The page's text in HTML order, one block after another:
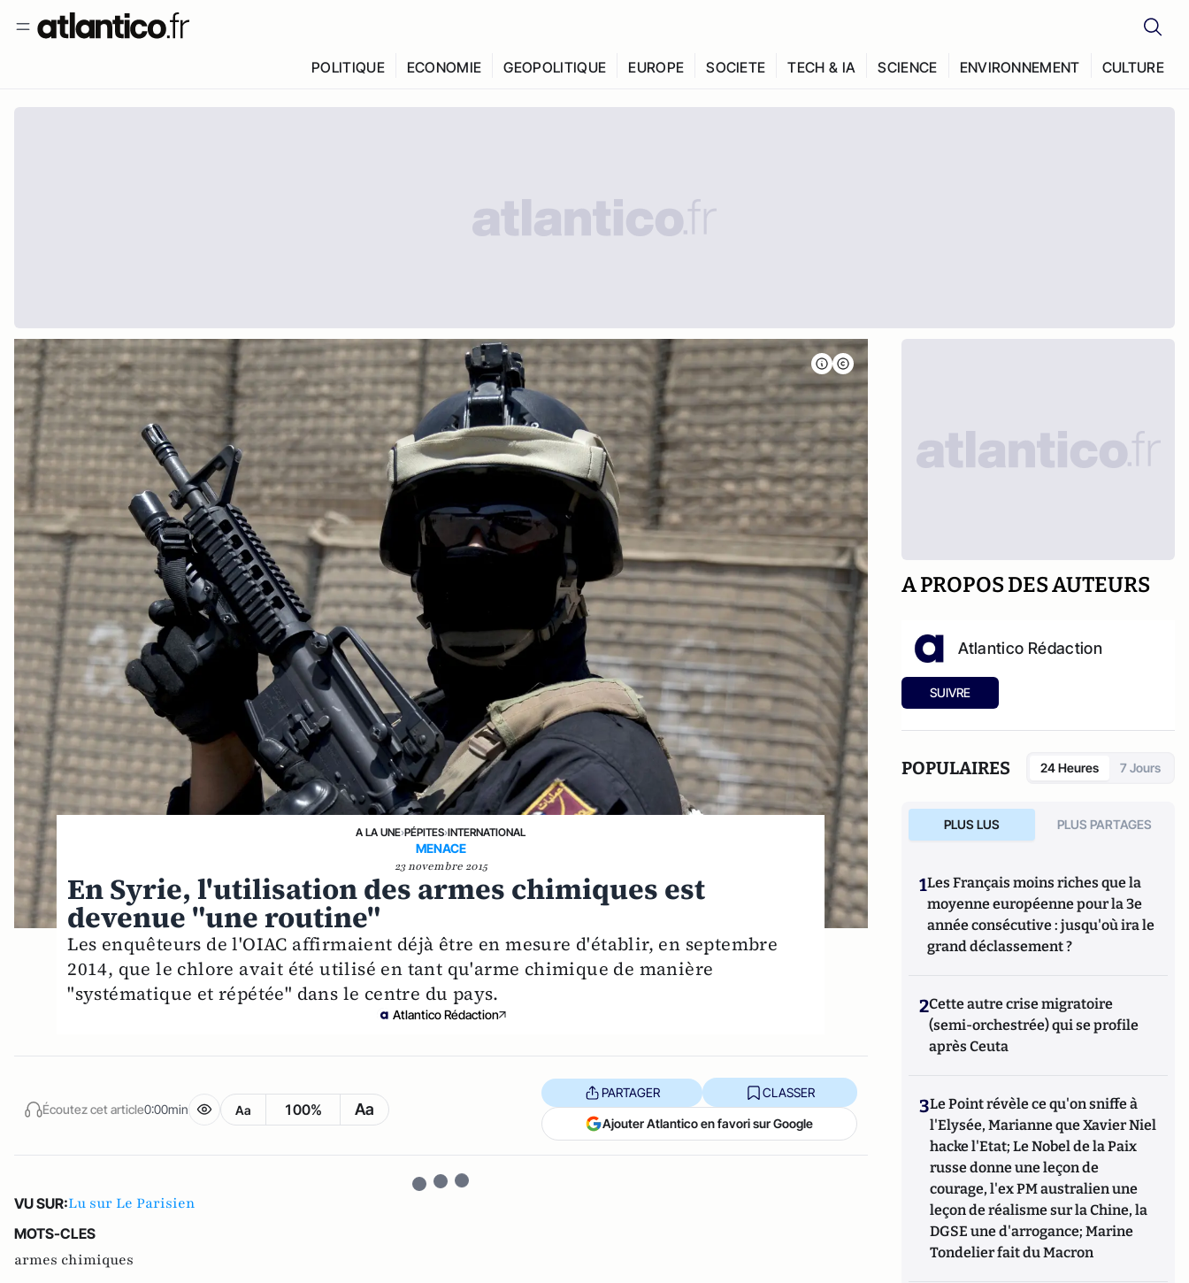
POLITIQUE ECONOMIE GEOPOLITIQUE EUROPE SOCIETE TECH & IA SCIENCE ENVIRONNEMENT CULTURE
A LA UNE›PÉPITES›INTERNATIONAL
MENACE
23 novembre 2015
En Syrie, l'utilisation des armes chimiques est
devenue "une routine"
Les enquêteurs de l'OIAC affirmaient déjà être en mesure d'établir, en septembre
2014, que le chlore avait été utilisé en tant qu'arme chimique de manière
"systématique et répétée" dans le centre du pays.
Atlantico Rédaction
Écoutez cet article0:00min Aa 100% Aa
PARTAGER CLASSER
Ajouter Atlantico en favori sur Google
VU SUR:Lu sur Le Parisien
MOTS-CLES
armes chimiques
A PROPOS DES AUTEURS
Atlantico Rédaction
SUIVRE
POPULAIRES 24 Heures 7 Jours
PLUS LUS PLUS PARTAGES
1Les Français moins riches que la
moyenne européenne pour la 3e
année consécutive : jusqu'où ira le
grand déclassement ?
2Cette autre crise migratoire
(semi-orchestrée) qui se profile
après Ceuta
3Le Point révèle ce qu'on sniffe à
l'Elysée, Marianne que Xavier Niel
hacke l'Etat; Le Nobel de la Paix
russe donne une leçon de
courage, l'ex PM australien une
leçon de réalisme sur la Chine, la
DGSE une d'arrogance; Marine
Tondelier fait du Macron